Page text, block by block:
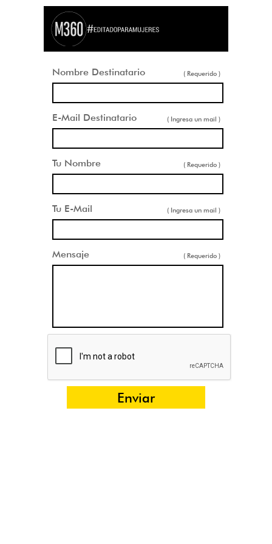
Nombre Destinatario ( Requerido )
E-Mail Destinatario ( Ingresa un mail )
Tu Nombre ( Requerido )
Tu E-Mail ( Ingresa un mail )
Mensaje ( Requerido )